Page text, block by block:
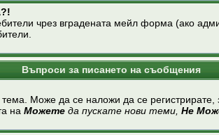
чрез вградената мейл форма (ако
Въпроси за писането на съобщения
Може да се наложи да се
на Можете да пускате нови теми, Не